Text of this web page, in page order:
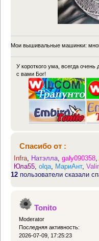
Мои вышивальные машинки:
У короткого ума, всегда
с вами Бог!
Спасибо от :
Infra, Натэлла,galy090358,
Юла55,olqa, МариАнт,
12 пользователи сказали
Tonito
Moderator
Последняя активность:
2026-07-09, 17:25:23